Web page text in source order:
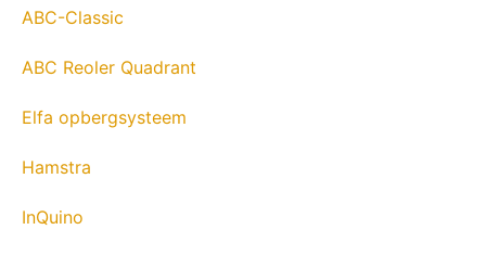
ABC-Classic
ABC Reoler Quadrant
Elfa opbergsysteem
Hamstra
InQuino